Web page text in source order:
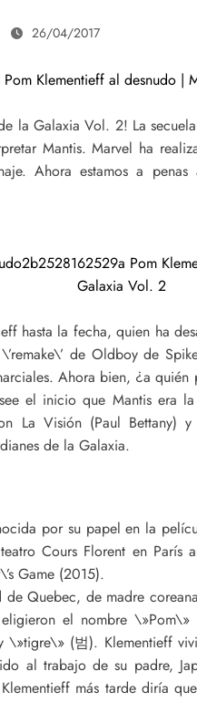
26/04/2017
la Galaxia Vol. 2! La
Mantis. Marvel ha
Ahora estamos a
hasta la fecha, quien ha
de Oldboy de
Ahora bien, ¿a
el inicio que Mantis era
La Visión (Paul Bettany)
de la Galaxia.
por su papel en la
Cours Florent en París
Game (2015).
Quebec, de madre
el nombre
(범). Klementieff
al trabajo de su padre,
más tarde diría